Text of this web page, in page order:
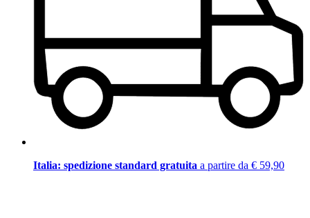
Italia: spedizione standard gratuita a partire da € 59,90